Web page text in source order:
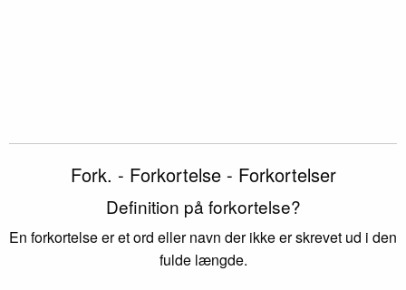
Fork. - Forkortelse - Forkortelser
Definition på forkortelse?
En forkortelse er et ord eller navn der ikke er skrevet ud i den
fulde længde.